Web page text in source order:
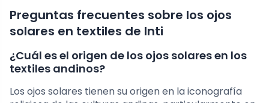
Preguntas frecuentes sobre los ojos
solares en textiles de Inti
¿Cuál es el origen de los ojos solares en los
textiles andinos?
Los ojos solares tienen su origen en la iconografía